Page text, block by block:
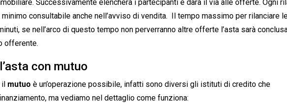
Successivamente elencherà i partecipanti e darà il via alle offerte. Ogni
consultabile anche nell’avviso di vendita. Il tempo massimo per rilanciare
se nell’arco di questo tempo non perverranno altre offerte l’asta sarà
offerente.
con mutuo
il mutuo è un’operazione possibile, infatti sono diversi gli istituti di credito che
ma vediamo nel dettaglio come funziona: